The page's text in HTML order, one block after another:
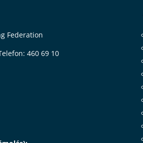
Federation
460 69 10